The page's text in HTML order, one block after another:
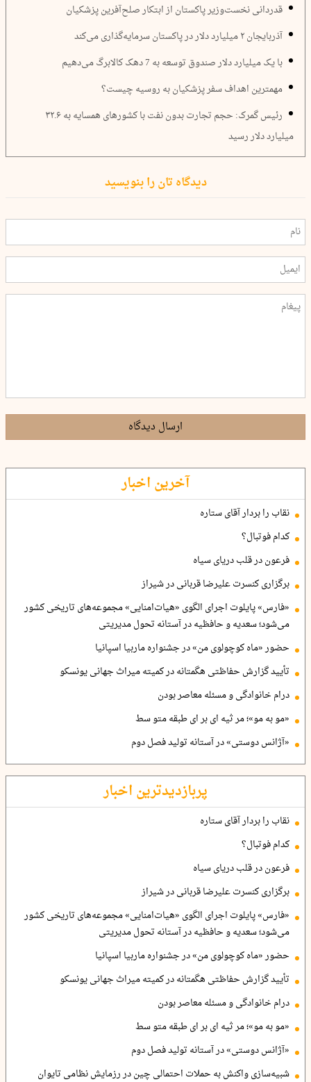
قدردانی نخست‌وزیر پاکستان از ابتکار صلح‌آفرین پزشکیان
آذربایجان ۲ میلیارد دلار در پاکستان سرمایه‌گذاری می‌کند
با یک میلیارد دلار صندوق توسعه به 7 دهک کالابرگ می‌دهیم
مهمترین اهداف سفر پزشکیان به روسیه چیست؟
رئیس گمرک: حجم تجارت بدون نفت با کشورهای همسایه به ۳۲.۶
میلیارد دلار رسید
دیدگاه تان را بنویسید
ارسال دیدگاه
آخرین اخبار
نقاب را بردار آقای ستاره
کدام فوتبال؟
فرعون در قلب دریای سیاه
برگزاری کنسرت علیرضا قربانی در شیراز
«فارس» پایلوت اجرای الگوی «هیات‌امنایی» مجموعه‌های تاریخی کشور
می‌شود؛ سعدیه و حافظیه در آستانه تحول مدیریتی
حضور «ماه کوچولوی من» در جشنواره ماربیا اسپانیا
تأیید گزارش حفاظتی هگمتانه در کمیته میراث جهانی یونسکو
درام خانوادگی و مسئله معاصر بودن
«مو به مو»؛ مر ثیه ای بر ای طبقه متو سط
«آژانس دوستی» در آستانه تولید فصل دوم
پربازدیدترین اخبار
نقاب را بردار آقای ستاره
کدام فوتبال؟
فرعون در قلب دریای سیاه
برگزاری کنسرت علیرضا قربانی در شیراز
«فارس» پایلوت اجرای الگوی «هیات‌امنایی» مجموعه‌های تاریخی کشور
می‌شود؛ سعدیه و حافظیه در آستانه تحول مدیریتی
حضور «ماه کوچولوی من» در جشنواره ماربیا اسپانیا
تأیید گزارش حفاظتی هگمتانه در کمیته میراث جهانی یونسکو
درام خانوادگی و مسئله معاصر بودن
«مو به مو»؛ مر ثیه ای بر ای طبقه متو سط
«آژانس دوستی» در آستانه تولید فصل دوم
شبیه‌سازی واکنش به حملات احتمالی چین در رزمایش نظامی تایوان